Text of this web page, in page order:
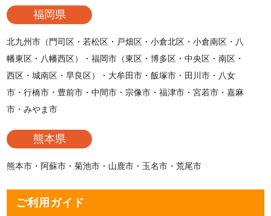
福岡県
北九州市（門司区・若松区・戸畑区・小倉北区・小倉南区・八
幡東区・八幡西区）・福岡市（東区・博多区・中央区・南区・
西区・城南区・早良区）・大牟田市・飯塚市・田川市・八女
市・行橋市・豊前市・中間市・宗像市・福津市・宮若市・嘉麻
市・みやま市
熊本県
熊本市・阿蘇市・菊池市・山鹿市・玉名市・荒尾市
ご利用ガイド